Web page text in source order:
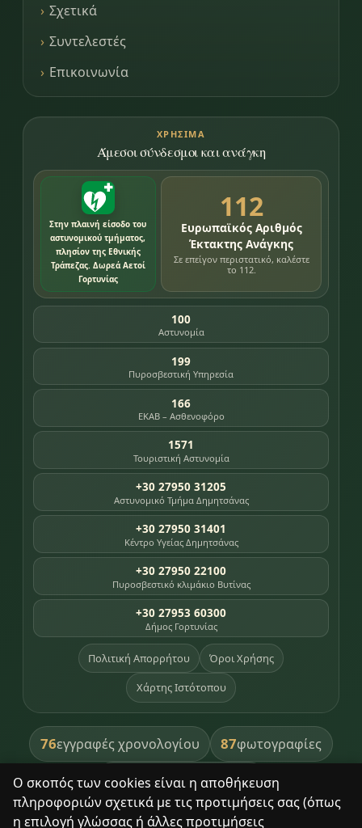
Ο σκοπός των cookies είναι η αποθήκευση
πληροφοριών σχετικά με τις προτιμήσεις σας (όπως
η επιλογή γλώσσας ή άλλες προτιμήσεις
Σχετικά
Συντελεστές
Επικοινωνία
ΧΡΉΣΙΜΑ
Άμεσοι σύνδεσμοι και ανάγκη
Στην πλαινή είσοδο του
αστυνομικού τμήματος,
πλησίον της Εθνικής
Τράπεζας. Δωρεά Αετοί
Γορτυνίας
112
Ευρωπαϊκός Αριθμός
Έκτακτης Ανάγκης
Σε επείγον περιστατικό, καλέστε
το 112.
100
Αστυνομία
199
Πυροσβεστική Υπηρεσία
166
ΕΚΑΒ – Ασθενοφόρο
1571
Τουριστική Αστυνομία
+30 27950 31205
Αστυνομικό Τμήμα Δημητσάνας
+30 27950 31401
Κέντρο Υγείας Δημητσάνας
+30 27950 22100
Πυροσβεστικό κλιμάκιο Βυτίνας
+30 27953 60300
Δήμος Γορτυνίας
Πολιτική Απορρήτου Όροι Χρήσης
Χάρτης Ιστότοπου
76εγγραφές χρονολογίου 87φωτογραφίες
391βιβλία βιβλιοθήκης
8σημεία κληρονομιάς